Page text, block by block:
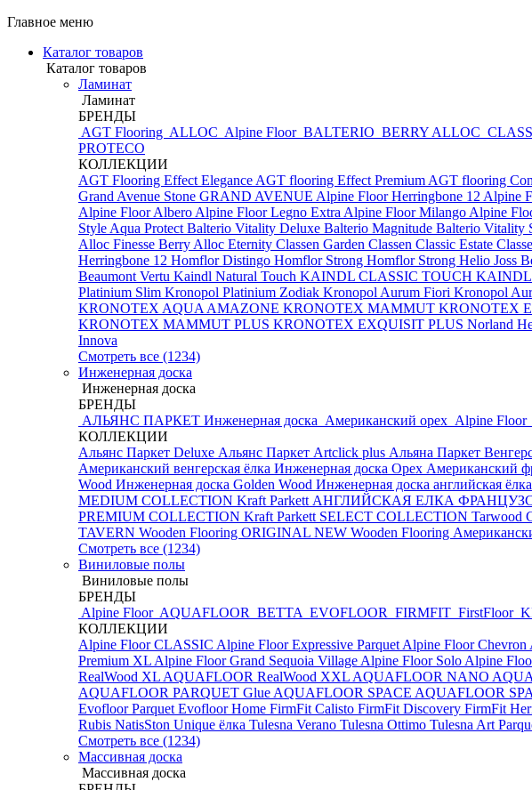
Главное меню
Каталог товаров
Каталог товаров
Ламинат
Ламинат
БРЕНДЫ
AGT Flooring ALLOC Alpine Floor BALTERIO BERRY ALLOC
PROTECO
КОЛЛЕКЦИИ
AGT Flooring Effect Elegance AGT flooring Effect Premium AGT flooring
Grand Avenue Stone GRAND AVENUE Alpine Floor Herringbone 12 Alpine
Alpine Floor Albero Alpine Floor Legno Extra Alpine Floor Milango Alpine
Style Aqua Protect Balterio Vitality Deluxe Balterio Magnitude Balterio Vitality
Alloc Finesse Berry Alloc Eternity Classen Garden Classen Classic Estate
Herringbone 12 Homflor Distingo Homflor Strong Homflor Strong Helio Joss
Beaumont Vertu Kaindl Natural Touch KAINDL CLASSIC TOUCH KAINDL
Platinium Slim Kronopol Platinium Zodiak Kronopol Aurum Fiori Kronopol
KRONOTEX AQUA AMAZONE KRONOTEX MAMMUT KRONOTEX
KRONOTEX MAMMUT PLUS KRONOTEX EXQUISIT PLUS Norland
Innova
Смотреть все (1234)
Инженерная доска
Инженерная доска
БРЕНДЫ
АЛЬЯНС ПАРКЕТ Инженерная доска Американский орех Alpine Floor
КОЛЛЕКЦИИ
Альянс Паркет Deluxe Альянс Паркет Artclick plus Альяна Паркет
Американский венгерская ёлка Инженерная доска Орех Американский
Wood Инженерная доска Golden Wood Инженерная доска английская ёлка
MEDIUM COLLECTION Kraft Parkett АНГЛИЙСКАЯ ЕЛКА
PREMIUM COLLECTION Kraft Parkett SELECT COLLECTION Tarwood
TAVERN Wooden Flooring ORIGINAL NEW Wooden Flooring
Смотреть все (1234)
Виниловые полы
Виниловые полы
БРЕНДЫ
Alpine Floor AQUAFLOOR BETTA EVOFLOOR FIRMFIT FirstFloor
КОЛЛЕКЦИИ
Alpine Floor CLASSIC Alpine Floor Expressive Parquet Alpine Floor Chevron
Premium XL Alpine Floor Grand Sequoia Village Alpine Floor Solo Alpine
RealWood XL AQUAFLOOR RealWood XXL AQUAFLOOR NANO
AQUAFLOOR PARQUET Glue AQUAFLOOR SPACE AQUAFLOOR
Evofloor Parquet Evofloor Home FirmFit Calisto FirmFit Discovery FirmFit
Rubis NatisSton Unique ёлка Tulesna Verano Tulesna Ottimo Tulesna Art
Смотреть все (1234)
Массивная доска
Массивная доска